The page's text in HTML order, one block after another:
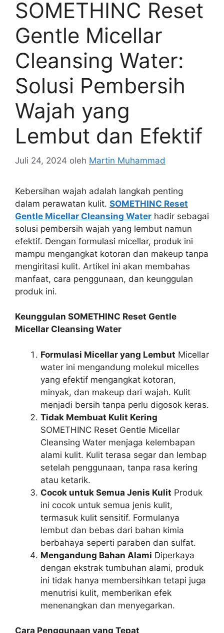
SOMETHINC Reset
Gentle Micellar
Cleansing Water:
Solusi Pembersih
Wajah yang
Lembut dan Efektif
Juli 24, 2024 oleh Martin Muhammad
Kebersihan wajah adalah langkah penting
dalam perawatan kulit. SOMETHINC Reset
Gentle Micellar Cleansing Water hadir sebagai
solusi pembersih wajah yang lembut namun
efektif. Dengan formulasi micellar, produk ini
mampu mengangkat kotoran dan makeup tanpa
mengiritasi kulit. Artikel ini akan membahas
manfaat, cara penggunaan, dan keunggulan
produk ini.
Keunggulan SOMETHINC Reset Gentle
Micellar Cleansing Water
Formulasi Micellar yang Lembut Micellar
water ini mengandung molekul micelles
yang efektif mengangkat kotoran,
minyak, dan makeup dari wajah. Kulit
menjadi bersih tanpa perlu digosok keras.
Tidak Membuat Kulit Kering
SOMETHINC Reset Gentle Micellar
Cleansing Water menjaga kelembapan
alami kulit. Kulit terasa segar dan lembap
setelah penggunaan, tanpa rasa kering
atau ketarik.
Cocok untuk Semua Jenis Kulit Produk
ini cocok untuk semua jenis kulit,
termasuk kulit sensitif. Formulanya
lembut dan bebas dari bahan kimia
berbahaya seperti paraben dan sulfat.
Mengandung Bahan Alami Diperkaya
dengan ekstrak tumbuhan alami, produk
ini tidak hanya membersihkan tetapi juga
menutrisi kulit, memberikan efek
menenangkan dan menyegarkan.
Cara Penggunaan yang Tepat